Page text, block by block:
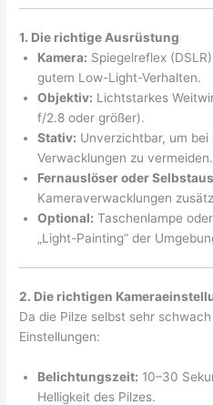
1. Die richtige Ausrüstung
Kamera: Spiegelreflex
gutem Low-Light-Verhalten.
Objektiv: Lichtstarkes
f/2.8 oder größer).
Stativ: Unverzichtbar, um
Verwacklungen zu vermeiden.
Fernauslöser oder
Kameraverwacklungen
Optional: Taschenlampe
„Light-Painting“ der
2. Die richtigen
Da die Pilze selbst sehr
Einstellungen:
Belichtungszeit: 10–30
Helligkeit des Pilzes.